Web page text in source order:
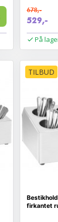
678,-
529,-
På
TILBUD
firkantet